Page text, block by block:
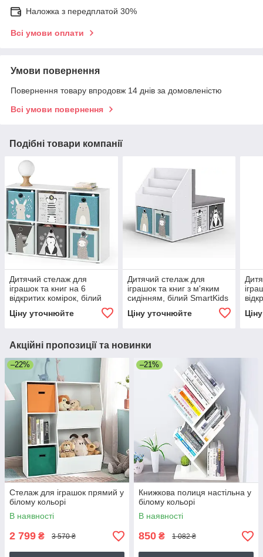
Наложка з передплатой 30%
Всі умови оплати
Умови повернення
Повернення товару впродовж 14 днів за домовленістю
Всі умови повернення
Подібні товари компанії
Дитячий стелаж для
іграшок та книг на 6
відкритих комірок, білий
Ціну уточнюйте
Дитячий стелаж для
іграшок та книг з м'яким
сидінням, білий SmartKids
Ціну уточнюйте
Акційні пропозиції та новинки
–22%
Стелаж для іграшок прямий у
білому кольорі
В наявності
2 799 ₴ 3 570 ₴
–21%
Книжкова полиця настільна у
білому кольорі
В наявності
850 ₴ 1 082 ₴